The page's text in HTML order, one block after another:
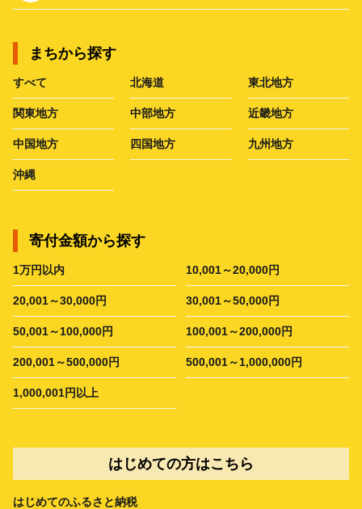
まちから探す
すべて 北海道 東北地方
関東地方 中部地方 近畿地方
中国地方 四国地方 九州地方
沖縄
寄付金額から探す
1万円以内 10,001～20,000円
20,001～30,000円 30,001～50,000円
50,001～100,000円 100,001～200,000円
200,001～500,000円 500,001～1,000,000円
1,000,001円以上
はじめての方はこちら
はじめてのふるさと納税